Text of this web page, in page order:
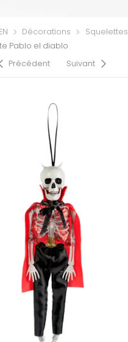
Décorations
Squelettes
Pablo el diablo
Précédent
Suivant